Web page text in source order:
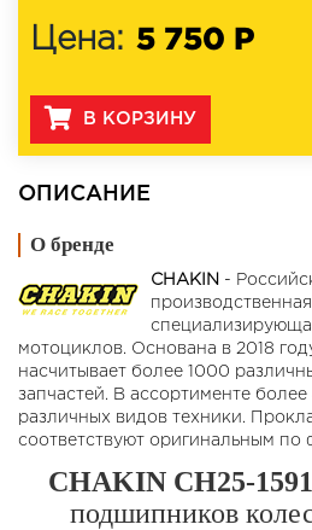
Цена: 5 750 Р
В КОРЗИНУ
ОПИСАНИЕ
О бренде
CHAKIN -
мотоциклов. Основана в 2018
насчитывает более 1000
запчастей. В ассортименте
различных видов техники.
соответствуют оригинальным по
CHAKIN CH25-
подшипников